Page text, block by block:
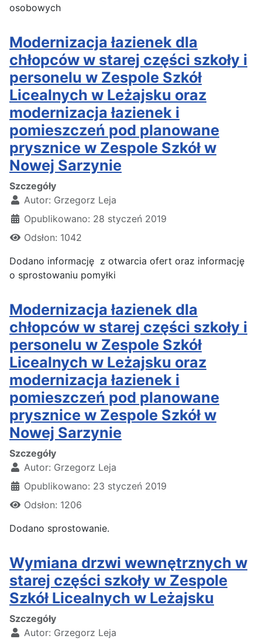
osobowych
Modernizacja łazienek dla
chłopców w starej części szkoły i
personelu w Zespole Szkół
Licealnych w Leżajsku oraz
modernizacja łazienek i
pomieszczeń pod planowane
prysznice w Zespole Szkół w
Nowej Sarzynie
Szczegóły
Autor: Grzegorz Leja
Opublikowano: 28 styczeń 2019
Odsłon: 1042
Dodano informację z otwarcia ofert oraz informację
o sprostowaniu pomyłki
Modernizacja łazienek dla
chłopców w starej części szkoły i
personelu w Zespole Szkół
Licealnych w Leżajsku oraz
modernizacja łazienek i
pomieszczeń pod planowane
prysznice w Zespole Szkół w
Nowej Sarzynie
Szczegóły
Autor: Grzegorz Leja
Opublikowano: 23 styczeń 2019
Odsłon: 1206
Dodano sprostowanie.
Wymiana drzwi wewnętrznych w
starej części szkoły w Zespole
Szkół Licealnych w Leżajsku
Szczegóły
Autor: Grzegorz Leja